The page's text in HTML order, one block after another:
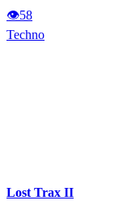
👁58
Techno
Lost Trax II